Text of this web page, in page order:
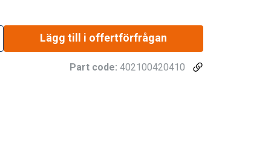
Lägg till i offertförfrågan
Part code: 402100420410